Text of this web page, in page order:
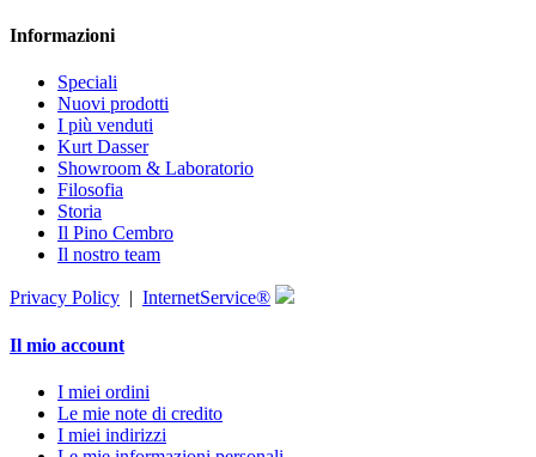
Informazioni
Speciali
Nuovi prodotti
I più venduti
Kurt Dasser
Showroom & Laboratorio
Filosofia
Storia
Il Pino Cembro
Il nostro team
Privacy Policy | InternetService®
Il mio account
I miei ordini
Le mie note di credito
I miei indirizzi